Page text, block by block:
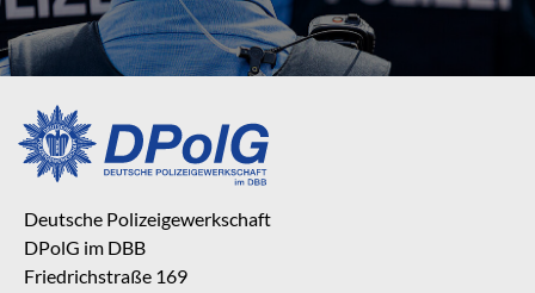
Deutsche Polizeigewerkschaft
DPolG im DBB
Friedrichstraße 169